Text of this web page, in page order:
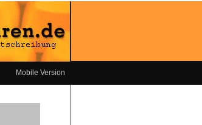
Mobile Version